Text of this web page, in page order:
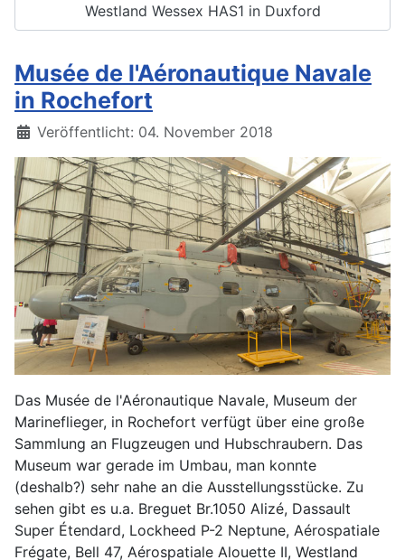
Westland Wessex HAS1 in Duxford
Musée de l'Aéronautique Navale
in Rochefort
Details
Veröffentlicht: 04. November 2018
Das Musée de l'Aéronautique Navale, Museum der
Marineflieger, in Rochefort verfügt über eine große
Sammlung an Flugzeugen und Hubschraubern. Das
Museum war gerade im Umbau, man konnte
(deshalb?) sehr nahe an die Ausstellungsstücke. Zu
sehen gibt es u.a. Breguet Br.1050 Alizé, Dassault
Super Étendard, Lockheed P-2 Neptune, Aérospatiale
Frégate, Bell 47, Aérospatiale Alouette II, Westland